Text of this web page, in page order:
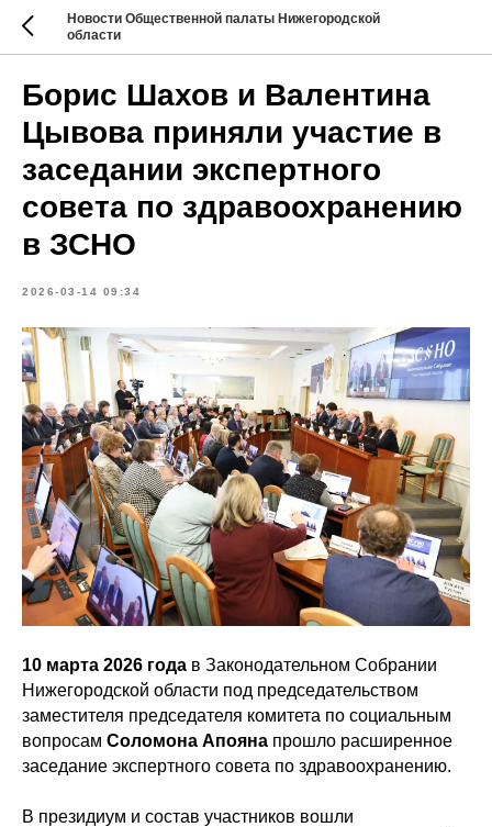
Новости Общественной палаты Нижегородской
области
Борис Шахов и Валентина
Цывова приняли участие в
заседании экспертного
совета по здравоохранению
в ЗСНО
2026-03-14 09:34
10 марта 2026 года в Законодательном Собрании
Нижегородской области под председательством
заместителя председателя комитета по социальным
вопросам Соломона Апояна прошло расширенное
заседание экспертного совета по здравоохранению.
В президиум и состав участников вошли